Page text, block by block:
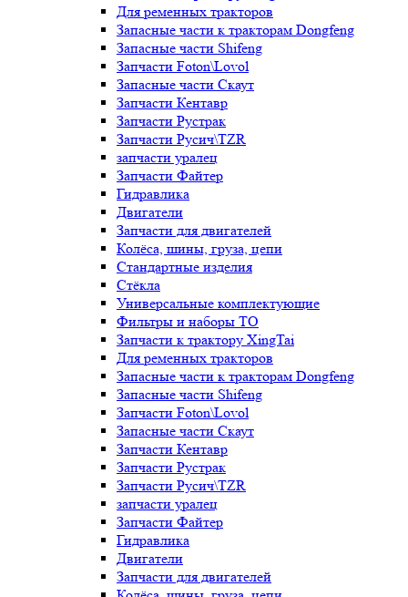
Для ременных тракторов
Запасные части к тракторам Dongfeng
Запасные части Shifeng
Запчасти Foton\Lovol
Запасные части Скаут
Запчасти Кентавр
Запчасти Рустрак
Запчасти Русич\TZR
запчасти уралец
Запчасти Файтер
Гидравлика
Двигатели
Запчасти для двигателей
Колёса, шины, груза, цепи
Стандартные изделия
Стёкла
Универсальные комплектующие
Фильтры и наборы ТО
Запчасти к трактору XingTai
Для ременных тракторов
Запасные части к тракторам Dongfeng
Запасные части Shifeng
Запчасти Foton\Lovol
Запасные части Скаут
Запчасти Кентавр
Запчасти Рустрак
Запчасти Русич\TZR
запчасти уралец
Запчасти Файтер
Гидравлика
Двигатели
Запчасти для двигателей